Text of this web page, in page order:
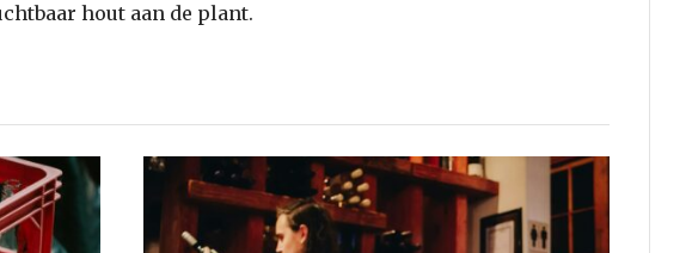
hout aan de plant.